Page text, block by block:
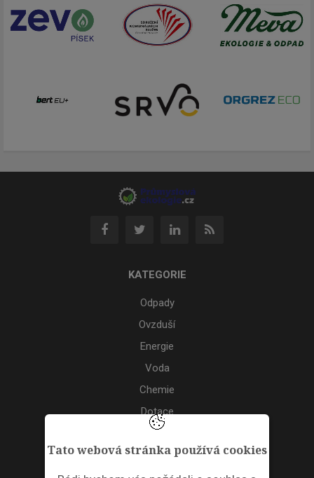
Tato webová stránka používá cookies
KATEGORIE
Odpady
Ovzduší
Energie
Voda
Chemie
Dotace
Akce